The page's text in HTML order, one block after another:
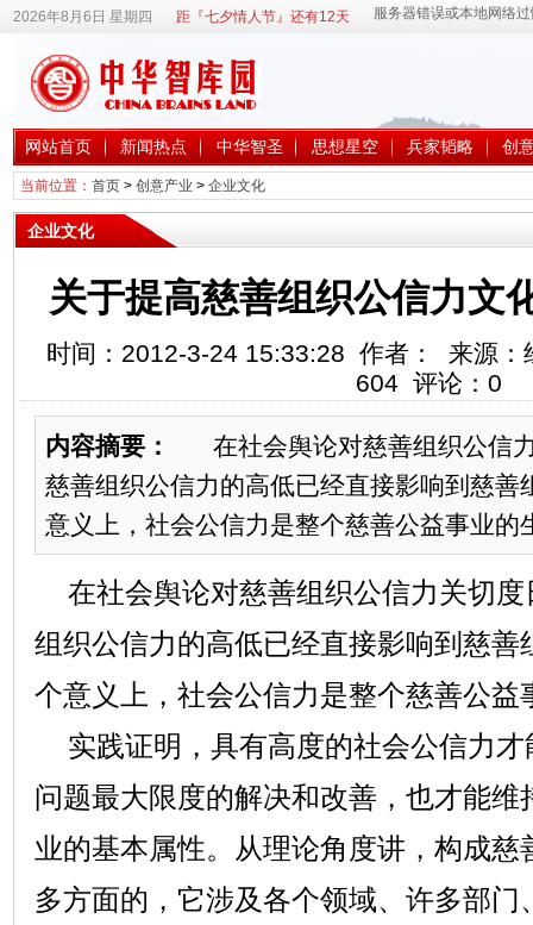
2026年8月6日 星期四 距『七夕情人节』还有12天
网站首页 新闻热点 中华智圣 思想星空 兵家韬略 创
当前位置： 首页> 创意产业 > 企业文化
企业文化
关于提高慈善组织公信力文
时间：2012-3-24 15:33:28 作者： 来源：
604 评论： 0
内容摘要：
在社会舆论对慈善组织公信
慈善组织公信力的高低已经直接影响到慈善
意义上，社会公信力是整个慈善公益事业
在社会舆论对慈善组织公信力关切度
组织公信力的高低已经直接影响到慈善
个意义上，社会公信力是整个慈善公益
实践证明，具有高度的社会公信力才
问题最大限度的解决和改善，也才能维
业的基本属性。从理论角度讲，构成慈
多方面的，它涉及各个领域、许多部门